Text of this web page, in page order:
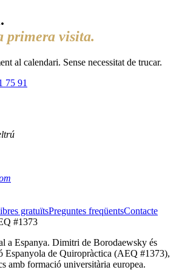
primera visita.
al calendari. Sense necessitat de trucar.
75 91
gratuïtsPreguntes freqüentsContacte
#1373
a Espanya. Dimitri de Borodaewsky és
Espanyola de Quiropràctica (AEQ #1373),
amb formació universitària europea.